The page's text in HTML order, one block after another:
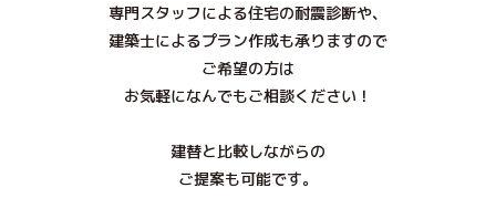
専門スタッフによる住宅の耐震診断や、
建築士によるプラン作成も承りますので
ご希望の方は
お気軽になんでもご相談ください！
建替と比較しながらの
ご提案も可能です。